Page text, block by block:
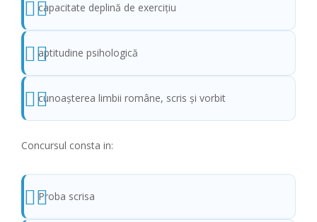
capacitate deplină de exercițiu
aptitudine psihologică
cunoaşterea limbii române, scris şi vorbit
Concursul consta in:
Proba scrisa